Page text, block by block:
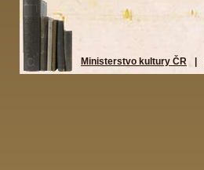
Ministerstvo kultury ČR